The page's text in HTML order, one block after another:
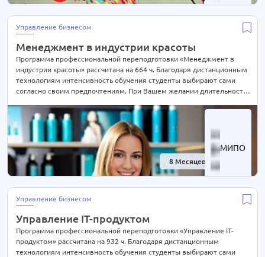
Экономика 63 курса
Экспертиза и оценка 12 курсов
Электроэнергетика 40 курсов
Юриспруденция 62 курса
МИПО
8 Месяцев
Управление бизнесом
Менеджмент в индустрии красоты
Программа профессиональной переподготовки «Менеджмент в
индустрии красоты» рассчитана на 664 ч. Благодаря дистанционным
технологиям интенсивность обучения студенты выбирают сами
согласно своим предпочтениям. При Вашем желании длительность
уточняйте по телефону на сайте или отправьте нам заявку для
консультации.
Управление бизнесом
Управление IT-продуктом
Программа профессиональной переподготовки «Управление IT-
продуктом» рассчитана на 932 ч. Благодаря дистанционным
технологиям интенсивность обучения студенты выбирают сами